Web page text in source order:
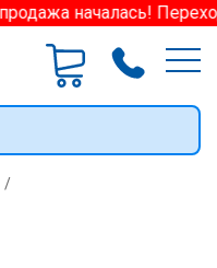
началась!
/